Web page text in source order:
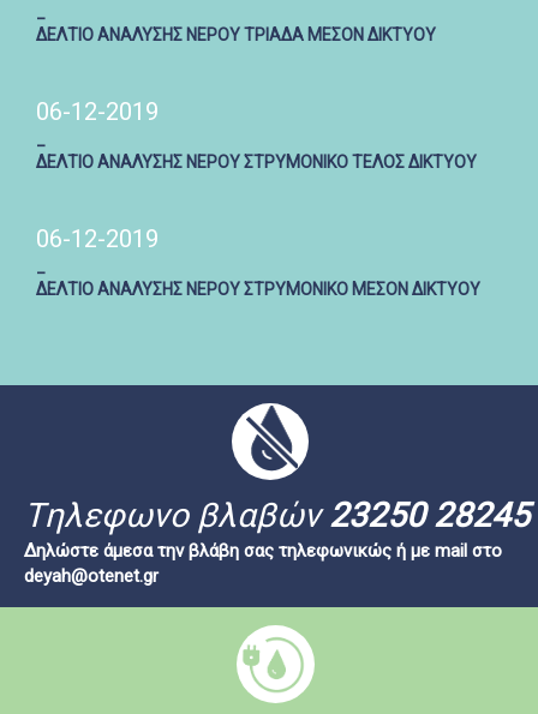
ΔΕΛΤΙΟ ΑΝΑΛΥΣΗΣ ΝΕΡΟΥ ΤΡΙΑΔΑ ΜΕΣΟΝ ΔΙΚΤΥΟΥ
06-12-2019
ΔΕΛΤΙΟ ΑΝΑΛΥΣΗΣ ΝΕΡΟΥ ΣΤΡΥΜΟΝΙΚΟ ΤΕΛΟΣ ΔΙΚΤΥΟΥ
06-12-2019
ΔΕΛΤΙΟ ΑΝΑΛΥΣΗΣ ΝΕΡΟΥ ΣΤΡΥΜΟΝΙΚΟ ΜΕΣΟΝ ΔΙΚΤΥΟΥ
Tηλεφωνο βλαβών23250 28245
Δηλώστε άμεσα την βλάβη σας τηλεφωνικώς ή με mail στο
deyah@otenet.gr